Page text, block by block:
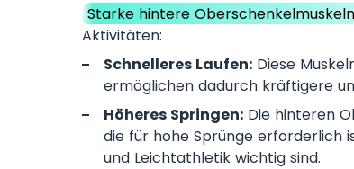
Starke hintere Oberschenkelmuskeln
Aktivitäten:
Schnelleres Laufen:Diese
ermöglichen dadurch kräftigere
Höheres Springen:Die hinteren
die für hohe Sprünge erforderlich
und Leichtathletik wichtig sind.